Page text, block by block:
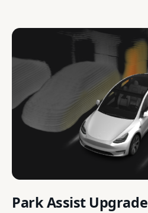
Park Assist Upgrade